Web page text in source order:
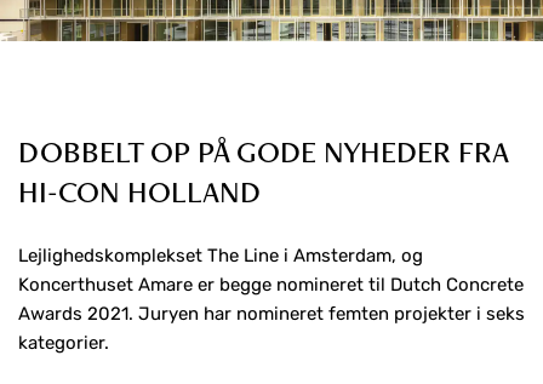
DOBBELT OP PÅ GODE NYHEDER FRA
HI-CON HOLLAND
Lejlighedskomplekset The Line i Amsterdam, og
Koncerthuset Amare er begge nomineret til Dutch Concrete
Awards 2021. Juryen har nomineret femten projekter i seks
kategorier.